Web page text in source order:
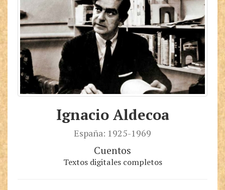
Ignacio Aldecoa
España: 1925-1969
Cuentos
Textos digitales completos